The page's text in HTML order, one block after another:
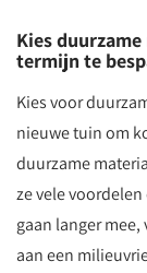
Kies
termijn te
Kies voor
nieuwe tuin om
duurzame
ze vele
gaan langer
aan een